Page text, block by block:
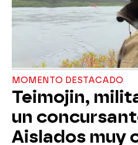
MOMENTO DESTACADO
Teimojin,
un
Aislados muy